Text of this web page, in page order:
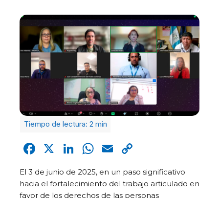
Facebook
X LinkedIn
WhatsApp
Email
Link
El 3 de junio de 2025, en un paso significativo
hacia el fortalecimiento del trabajo articulado en
favor de los derechos de las personas